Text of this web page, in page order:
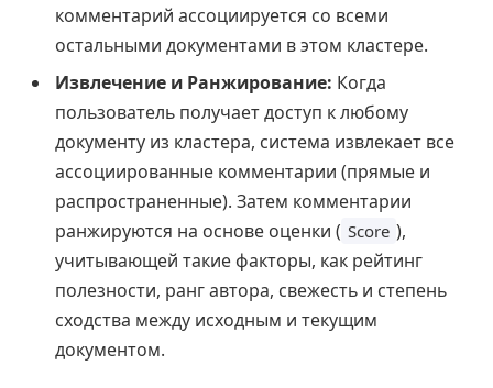
комментарий ассоциируется со всеми
остальными документами в этом кластере.
Извлечение и Ранжирование: Когда
пользователь получает доступ к любому
документу из кластера, система извлекает все
ассоциированные комментарии (прямые и
распространенные). Затем комментарии
ранжируются на основе оценки ( Score ),
учитывающей такие факторы, как рейтинг
полезности, ранг автора, свежесть и степень
сходства между исходным и текущим
документом.